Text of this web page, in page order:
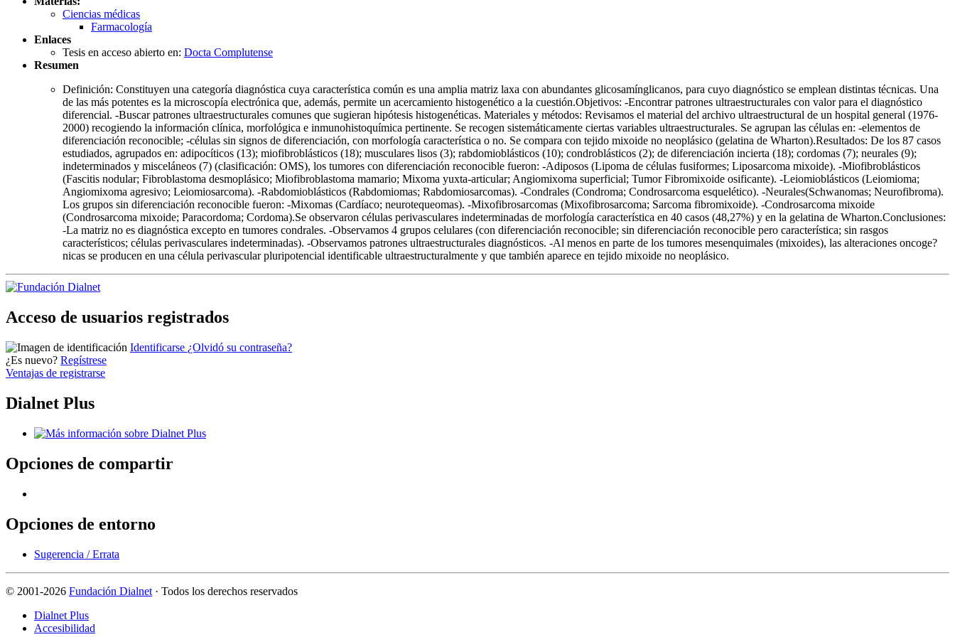
Ciencias médicas
Farmacología
Enlaces
Tesis en acceso abierto en: Docta Complutense
Resumen
Definición: Constituyen una categoría diagnóstica cuya característica común es una amplia matriz laxa con abundantes glicosamínglicanos, para cuyo diagnóstico se emplean distintas técnicas. Una
de las más potentes es la microscopía electrónica que, además, permite un acercamiento histogenético a la cuestión.Objetivos: -Encontrar patrones ultraestructurales con valor para el diagnóstico
diferencial. -Buscar patrones ultraestructurales comunes que sugieran hipótesis histogenéticas. Materiales y métodos: Revisamos el material del archivo ultraestructural de un hospital general (1976-
2000) recogiendo la información clínica, morfológica e inmunohistoquímica pertinente. Se recogen sistemáticamente ciertas variables ultraestructurales. Se agrupan las células en: -elementos de
diferenciación reconocible; -células sin signos de diferenciación, con morfología característica o no. Se compara con tejido mixoide no neoplásico (gelatina de Wharton).Resultados: De los 87 casos
estudiados, agrupados en: adipocíticos (13); miofibroblásticos (18); musculares lisos (3); rabdomioblásticos (10); condroblásticos (2); de diferenciación incierta (18); cordomas (7); neurales (9);
indeterminados y misceláneos (7) (clasificación: OMS), los tumores con diferenciación reconocible fueron: -Adiposos (Lipoma de células fusiformes; Liposarcoma mixoide). -Miofibroblásticos
(Fascitis nodular; Fibroblastoma desmoplásico; Miofibroblastoma mamario; Mixoma yuxta-articular; Angiomixoma superficial; Tumor Fibromixoide osificante). -Leiomioblásticos (Leiomioma;
Angiomixoma agresivo; Leiomiosarcoma). -Rabdomioblásticos (Rabdomiomas; Rabdomiosarcomas). -Condrales (Condroma; Condrosarcoma esquelético). -Neurales(Schwanomas; Neurofibroma).
Los grupos sin diferenciación reconocible fueron: -Mixomas (Cardíaco; neurotequeomas). -Mixofibrosarcomas (Mixofibrosarcoma; Sarcoma fibromixoide). -Condrosarcoma mixoide
(Condrosarcoma mixoide; Paracordoma; Cordoma).Se observaron células perivasculares indeterminadas de morfología característica en 40 casos (48,27%) y en la gelatina de Wharton.Conclusiones:
-La matriz no es diagnóstica excepto en tumores condrales. -Observamos 4 grupos celulares (con diferenciación reconocible; sin diferenciación reconocible pero característica; sin rasgos
característicos; células perivasculares indeterminadas). -Observamos patrones ultraestructurales diagnósticos. -Al menos en parte de los tumores mesenquimales (mixoides), las alteraciones oncoge?
nicas se producen en una célula perivascular pluripotencial identificable ultraestructuralmente y que también aparece en tejido mixoide no neoplásico.
Acceso de usuarios registrados
Identificarse ¿Olvidó su contraseña?
¿Es nuevo? Regístrese
Ventajas de registrarse
Dialnet Plus
Opciones de compartir
Opciones de entorno
Sugerencia / Errata
© 2001-2026 Fundación Dialnet · Todos los derechos reservados
Dialnet Plus
Accesibilidad